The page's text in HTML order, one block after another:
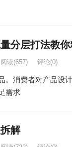
分层打法教
阅读(657) 评论(0)
。消费者对产品设
需求
解